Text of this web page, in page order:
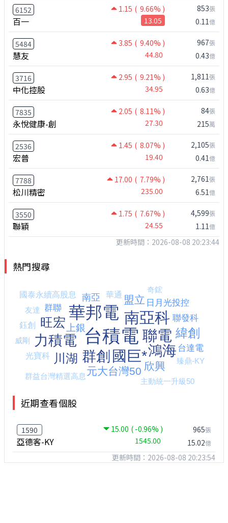
6152 1.15 ( 9.66% )
百一 13.05
853張
0.11億
5484 3.85 ( 9.40% )
慧友 44.80
967張
0.43億
3716 2.95 ( 9.21% )
中化控股 34.95
1,811張
0.63億
7835 2.05 ( 8.11% )
永悅健康-創 27.30
84張
215萬
2536 1.45 ( 8.07% )
宏普 19.40
2,105張
0.41億
7788 17.00 ( 7.79% )
松川精密 235.00
2,761張
6.51億
3550 1.75 ( 7.67% )
聯穎 24.55
4,599張
1.11億
更新時間：2026-08-08 20:23:44
熱門搜尋
近期查看個股
1590 15.00 ( -0.96% )
亞德客-KY 1545.00
965張
15.02億
更新時間：2026-08-08 20:23:54